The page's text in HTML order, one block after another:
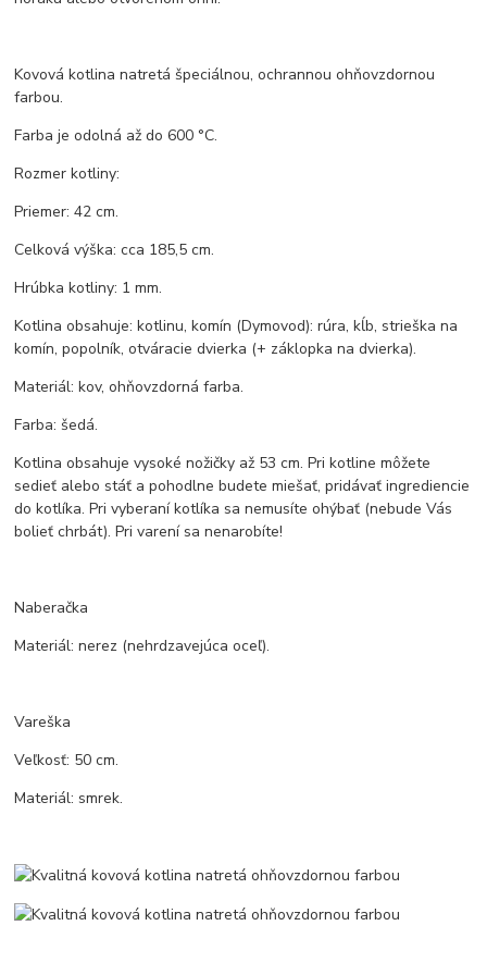
Kovová kotlina natretá špeciálnou, ochrannou ohňovzdornou
farbou.
Farba je odolná až do 600 °C.
Rozmer kotliny:
Priemer: 42 cm.
Celková výška: cca 185,5 cm.
Hrúbka kotliny: 1 mm.
Kotlina obsahuje: kotlinu, komín (Dymovod): rúra, kĺb, strieška na
komín, popolník, otváracie dvierka (+ záklopka na dvierka).
Materiál: kov, ohňovzdorná farba.
Farba: šedá.
Kotlina obsahuje vysoké nožičky až 53 cm. Pri kotline môžete
sedieť alebo stáť a pohodlne budete miešať, pridávať ingrediencie
do kotlíka. Pri vyberaní kotlíka sa nemusíte ohýbať (nebude Vás
bolieť chrbát). Pri varení sa nenarobíte!
Naberačka
Materiál: nerez (nehrdzavejúca oceľ).
Vareška
Veľkosť: 50 cm.
Materiál: smrek.